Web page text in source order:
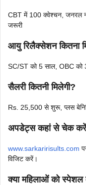
CBT में 100 क्वेश्चन, जनरल
जरूरी
आयु रिलैक्सेशन कितना
SC/ST को 5 साल, OBC को
सैलरी कितनी मिलेगी?
Rs. 25,500 से शुरू, प्लस
अपडेट्स कहां से चेक
www.sarkaririsults.com
विजिट करें।
क्या महिलाओं को स्पेशल